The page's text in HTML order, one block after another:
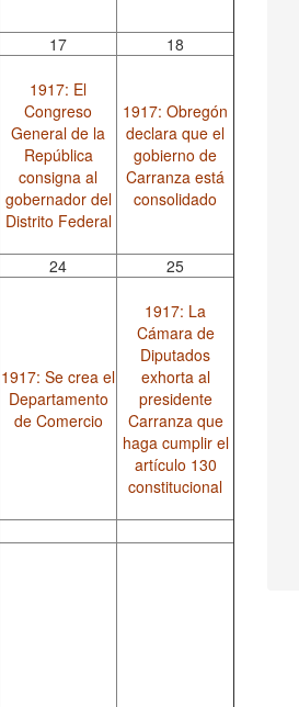
17 18
1917: El
Congreso
General de la
República
consigna al
gobernador del
Distrito Federal
1917: Obregón
declara que el
gobierno de
Carranza está
consolidado
24 25
1917: Se crea el
Departamento
de Comercio
1917: La
Cámara de
Diputados
exhorta al
presidente
Carranza que
haga cumplir el
artículo 130
constitucional